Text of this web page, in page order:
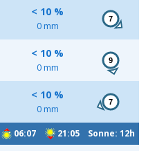
< 10 %
0 mm
7
< 10 %
0 mm
9
< 10 %
0 mm
7
06:07 21:05 Sonne: 12h